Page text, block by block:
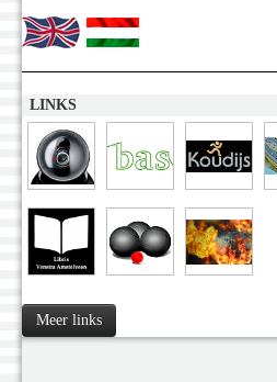
LINKS
Meer links